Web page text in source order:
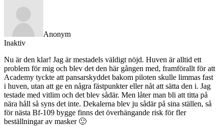
Anonym
Inaktiv
Nu är den klar! Jag är mestadels väldigt nöjd. Huven är alltid ett
problem för mig och blev det den här gången med, framförallt för att
Academy tyckte att pansarskyddet bakom piloten skulle limmas fast
i huven, utan att ge en några fästpunkter eller nåt att sätta den i. Jag
testade med vitlim och det blev sådär. Men låter man bli att titta på
nära håll så syns det inte. Dekalerna blev ju sådär på sina ställen, så
för nästa Bf-109 bygge finns det överhängande risk för fler
beställningar av masker 🙂